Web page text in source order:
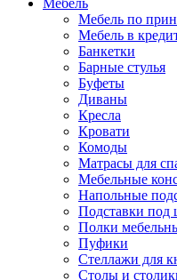
Мебель
Мебель по
Мебель в
Банкетки
Барные стулья
Буфеты
Диваны
Кресла
Кровати
Комоды
Матрасы для
Мебельные
Напольные
Подставки под
Полки
Пуфики
Стеллажи для
Столы и